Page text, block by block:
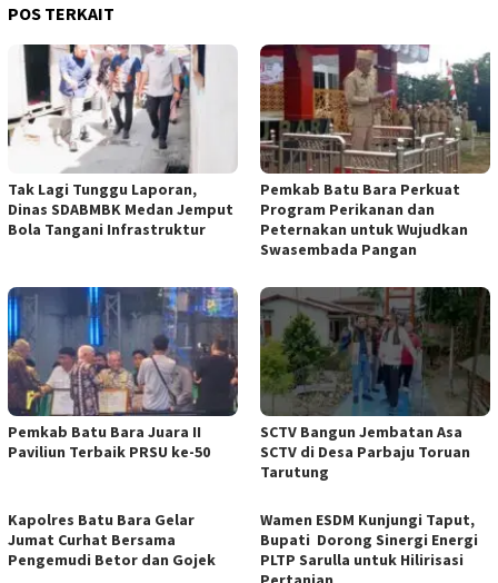
POS TERKAIT
Tak Lagi Tunggu Laporan,
Dinas SDABMBK Medan Jemput
Bola Tangani Infrastruktur
Pemkab Batu Bara Perkuat
Program Perikanan dan
Peternakan untuk Wujudkan
Swasembada Pangan
Pemkab Batu Bara Juara II
Paviliun Terbaik PRSU ke-50
SCTV Bangun Jembatan Asa
SCTV di Desa Parbaju Toruan
Tarutung
Kapolres Batu Bara Gelar
Jumat Curhat Bersama
Pengemudi Betor dan Gojek
Wamen ESDM Kunjungi Taput,
Bupati Dorong Sinergi Energi
PLTP Sarulla untuk Hilirisasi